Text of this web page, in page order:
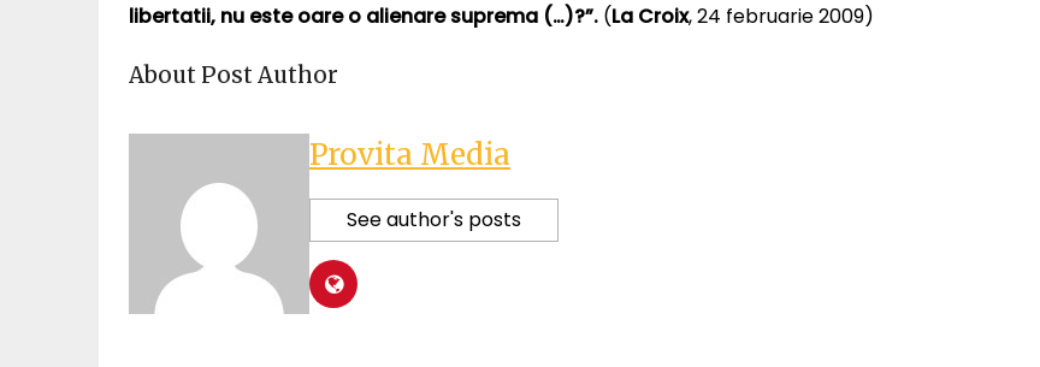
libertatii, nu este oare o alienare suprema (…)?”. (La Croix, 24 februarie 2009)
About Post Author
Provita Media
See author's posts